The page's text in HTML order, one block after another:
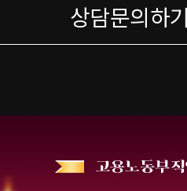
상담문의하